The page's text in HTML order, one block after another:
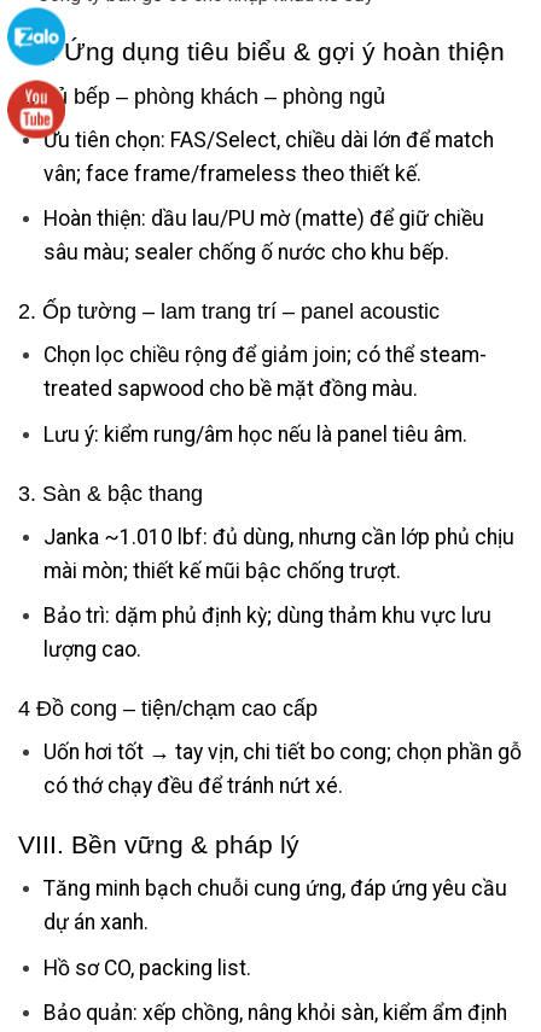
VII. Ứng dụng tiêu biểu & gợi ý hoàn thiện
1. Tủ bếp – phòng khách – phòng ngủ
Ưu tiên chọn: FAS/Select, chiều dài lớn để match
vân; face frame/frameless theo thiết kế.
Hoàn thiện: dầu lau/PU mờ (matte) để giữ chiều
sâu màu; sealer chống ố nước cho khu bếp.
2. Ốp tường – lam trang trí – panel acoustic
Chọn lọc chiều rộng để giảm join; có thể steam-
treated sapwood cho bề mặt đồng màu.
Lưu ý: kiểm rung/âm học nếu là panel tiêu âm.
3. Sàn & bậc thang
Janka ~1.010 lbf: đủ dùng, nhưng cần lớp phủ chịu
mài mòn; thiết kế mũi bậc chống trượt.
Bảo trì: dặm phủ định kỳ; dùng thảm khu vực lưu
lượng cao.
4 Đồ cong – tiện/chạm cao cấp
Uốn hơi tốt → tay vịn, chi tiết bo cong; chọn phần gỗ
có thớ chạy đều để tránh nứt xé.
VIII. Bền vững & pháp lý
Tăng minh bạch chuỗi cung ứng, đáp ứng yêu cầu
dự án xanh.
Hồ sơ CO, packing list.
Bảo quản: xếp chồng, nâng khỏi sàn, kiểm ẩm định